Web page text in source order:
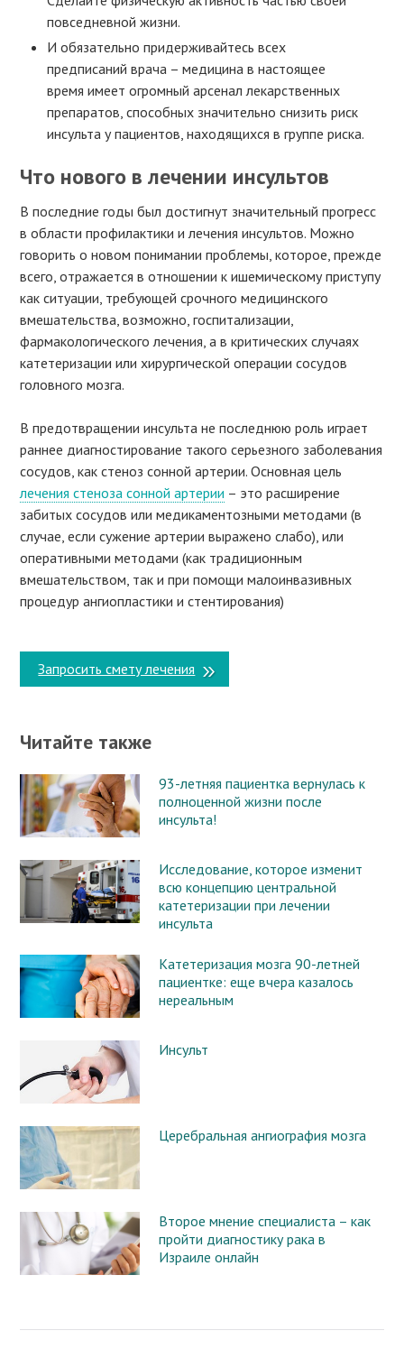
повседневной жизни.
И обязательно придерживайтесь всех
предписаний врача – медицина в настоящее
время имеет огромный арсенал лекарственных
препаратов, способных значительно снизить риск
инсульта у пациентов, находящихся в группе риска.
Что нового в лечении инсультов
В последние годы был достигнут значительный прогресс
в области профилактики и лечения инсультов. Можно
говорить о новом понимании проблемы, которое, прежде
всего, отражается в отношении к ишемическому приступу
как ситуации, требующей срочного медицинского
вмешательства, возможно, госпитализации,
фармакологического лечения, а в критических случаях
катетеризации или хирургической операции сосудов
головного мозга.
В предотвращении инсульта не последнюю роль играет
раннее диагностирование такого серьезного заболевания
сосудов, как стеноз сонной артерии. Основная цель
лечения стеноза сонной артерии – это расширение
забитых сосудов или медикаментозными методами (в
случае, если сужение артерии выражено слабо), или
оперативными методами (как традиционным
вмешательством, так и при помощи малоинвазивных
процедур ангиопластики и стентирования)
Запросить смету лечения
Читайте также
93-летняя пациентка вернулась к
полноценной жизни после
инсульта!
Исследование, которое изменит
всю концепцию центральной
катетеризации при лечении
инсульта
Катетеризация мозга 90-летней
пациентке: еще вчера казалось
нереальным
Инсульт
Церебральная ангиография мозга
Второе мнение специалиста – как
пройти диагностику рака в
Израиле онлайн